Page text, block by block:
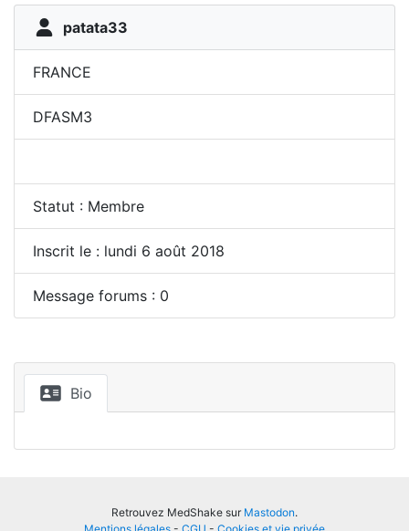
patata33
FRANCE
DFASM3
Statut : Membre
Inscrit le : lundi 6 août 2018
Message forums : 0
Bio
Retrouvez MedShake sur Mastodon.